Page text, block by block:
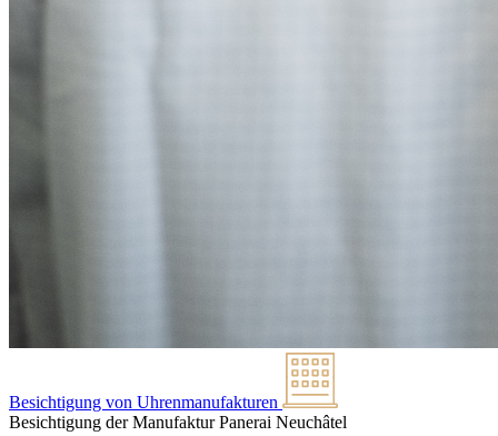
Besichtigung von Uhrenmanufakturen
Besichtigung der Manufaktur Panerai Neuchâtel